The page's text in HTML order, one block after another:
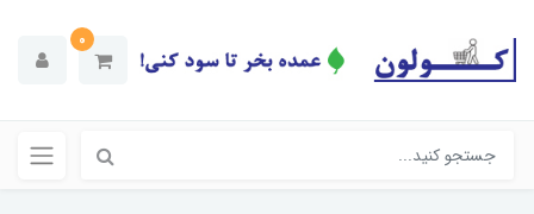
0